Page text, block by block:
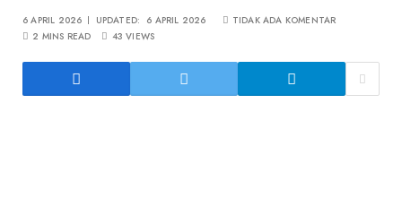
6 APRIL 2026 UPDATED: 6 APRIL 2026
TIDAK ADA KOMENTAR
2 MINS READ
43VIEWS